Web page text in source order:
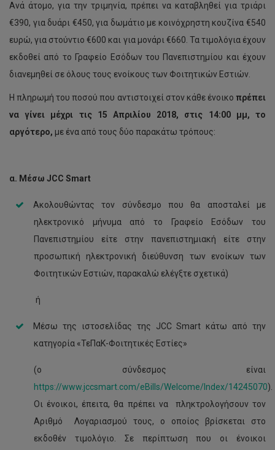
Ανά άτομο, για την τριμηνία, πρέπει να καταβληθεί για τριάρι
€390, για δυάρι €450, για δωμάτιο με κοινόχρηστη κουζίνα €540
ευρώ, για στούντιο €600 και για μονάρι €660. Τα τιμολόγια έχουν
εκδοθεί από το Γραφείο Εσόδων του Πανεπιστημίου και έχουν
διανεμηθεί σε όλους τους ενοίκους των Φοιτητικών Εστιών.
Η πληρωμή του ποσού που αντιστοιχεί στον κάθε ένοικο πρέπει
να γίνει μέχρι τις 15 Απριλίου 2018, στις 14:00 μμ, το
αργότερο, με ένα από τους δύο παρακάτω τρόπους:
α. Μέσω JCC Smart
Ακολουθώντας τον σύνδεσμο που θα αποσταλεί με
ηλεκτρονικό μήνυμα από το Γραφείο Εσόδων του
Πανεπιστημίου είτε στην πανεπιστημιακή είτε στην
προσωπική ηλεκτρονική διεύθυνση των ενοίκων των
Φοιτητικών Εστιών, παρακαλώ ελέγξτε σχετικά)
ή
Μέσω της ιστοσελίδας της JCC Smart κάτω από την
κατηγορία «ΤεΠαΚ-Φοιτητικές Εστίες»
(ο σύνδεσμος είναι
https://www.jccsmart.com/eBills/Welcome/Index/14245070).
Οι ένοικοι, έπειτα, θα πρέπει να πληκτρολογήσουν τον
Αριθμό Λογαριασμού τους, ο οποίος βρίσκεται στο
εκδοθέν τιμολόγιο. Σε περίπτωση που οι ένοικοι